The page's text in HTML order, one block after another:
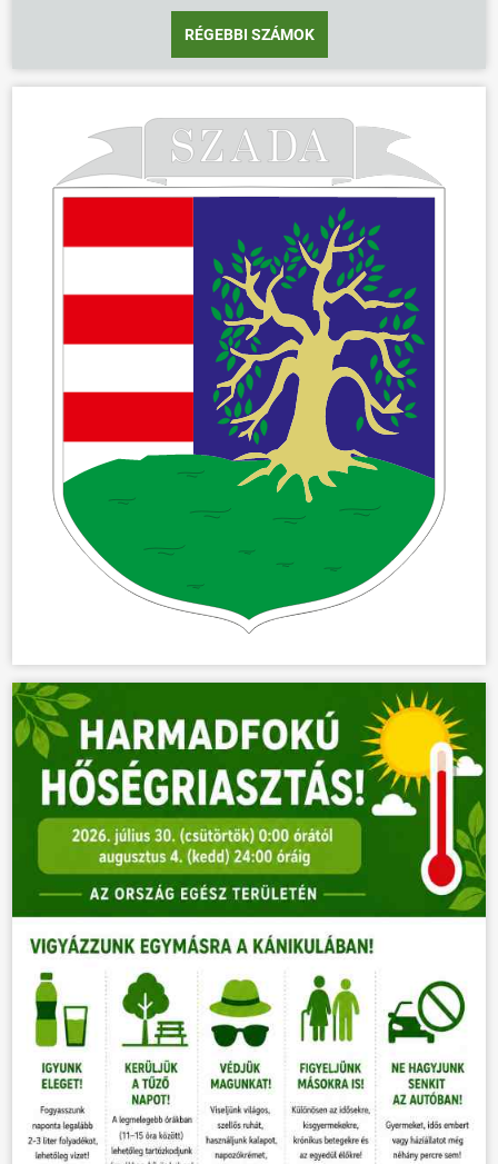
ÖNKORMÁNYZAT
ÜGYINTÉZÉS
KÖZÖSSÉG
HÍREK
VÁLASZTÁSOK
RÉGEBBI SZÁMOK